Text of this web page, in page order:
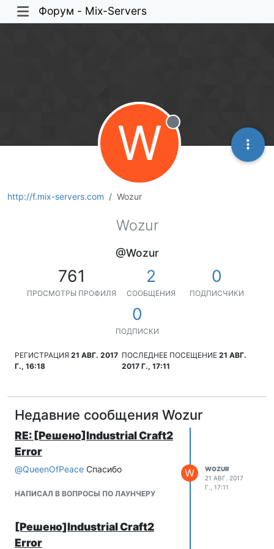
Форум - Mix-Servers
http://f.mix-servers.com Wozur
W Не в сети
Wozur
@Wozur
761
ПРОСМОТРЫ ПРОФИЛЯ
2
СООБЩЕНИЯ
0
ПОДПИСЧИКИ
0
ПОДПИСКИ
РЕГИСТРАЦИЯ 21 АВГ. 2017
Г., 16:18
ПОСЛЕДНЕЕ ПОСЕЩЕНИЕ 21 АВГ.
2017 Г., 17:11
Недавние сообщения Wozur
RE: [Решено]Industrial Craft2
Error
@QueenOfPeace Спасибо
НАПИСАЛ В ВОПРОСЫ ПО ЛАУНЧЕРУ
W
WOZUR
21 АВГ. 2017
Г., 17:11
[Решено]Industrial Craft2
Error